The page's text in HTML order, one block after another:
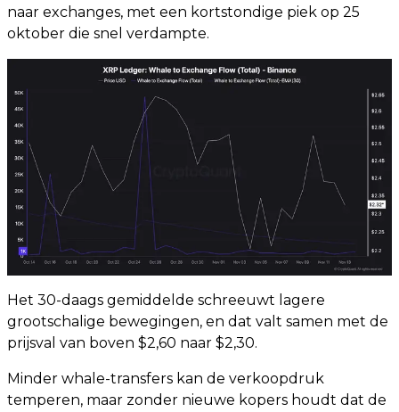
naar exchanges, met een kortstondige piek op 25
oktober die snel verdampte.
Het 30-daags gemiddelde schreeuwt lagere
grootschalige bewegingen, en dat valt samen met de
prijsval van boven $2,60 naar $2,30.
Minder whale-transfers kan de verkoopdruk
temperen, maar zonder nieuwe kopers houdt dat de